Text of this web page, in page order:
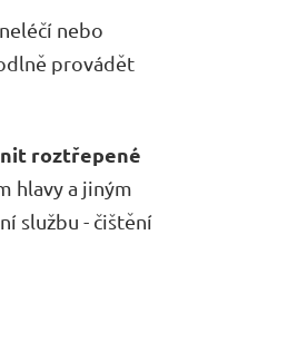
nebo
provádět
roztřepené
hlavy a jiným
službu - čištění